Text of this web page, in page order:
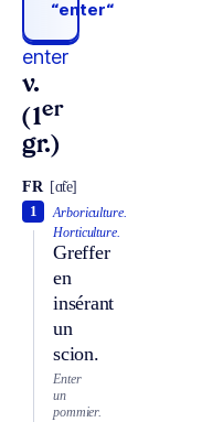
“enter“
enter
v.
(1er
gr.)
FR [ɑ̃te]
Arboriculture.
Horticulture.
Greffer
en
insérant
un
scion.
1
Enter
un
pommier.